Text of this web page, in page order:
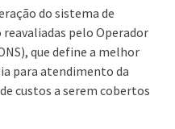
do sistema de
pelo Operador
que define a melhor
para atendimento da
custos a serem cobertos